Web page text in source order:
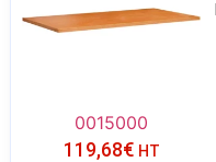
0015000
119,68€ HT